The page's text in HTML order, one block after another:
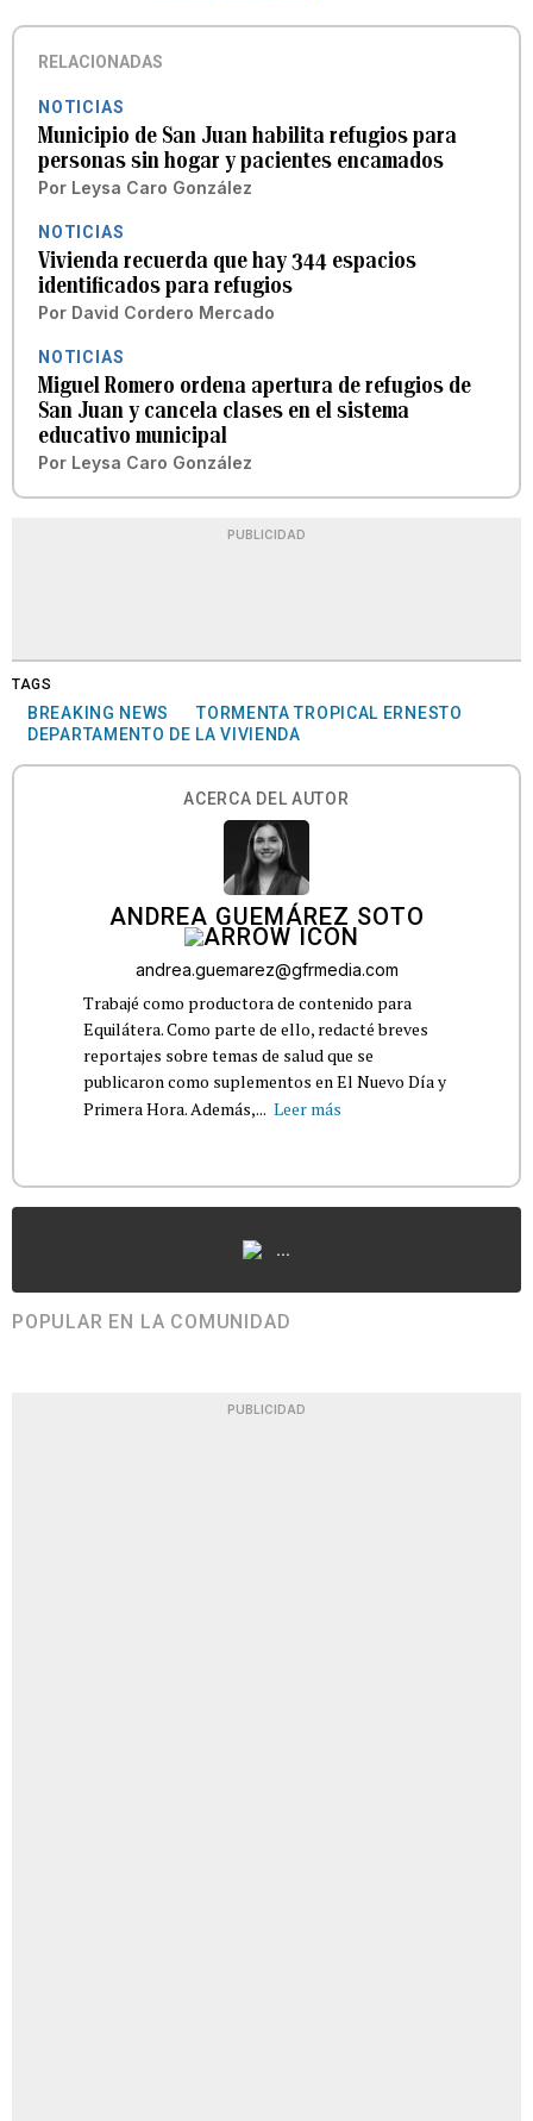
RELACIONADAS
NOTICIAS
Municipio de San Juan habilita refugios para
personas sin hogar y pacientes encamados
Por Leysa Caro González
NOTICIAS
Vivienda recuerda que hay 344 espacios
identificados para refugios
Por David Cordero Mercado
NOTICIAS
Miguel Romero ordena apertura de refugios de
San Juan y cancela clases en el sistema
educativo municipal
Por Leysa Caro González
PUBLICIDAD
TAGS
BREAKING NEWS
TORMENTA TROPICAL ERNESTO
DEPARTAMENTO DE LA VIVIENDA
ACERCA DEL AUTOR
ANDREA GUEMÁREZ SOTO
andrea.guemarez@gfrmedia.com
Trabajé como productora de contenido para
Equilátera. Como parte de ello, redacté breves
reportajes sobre temas de salud que se
publicaron como suplementos en El Nuevo Día y
Primera Hora. Además,... Leer más
...
POPULAR EN LA COMUNIDAD
PUBLICIDAD